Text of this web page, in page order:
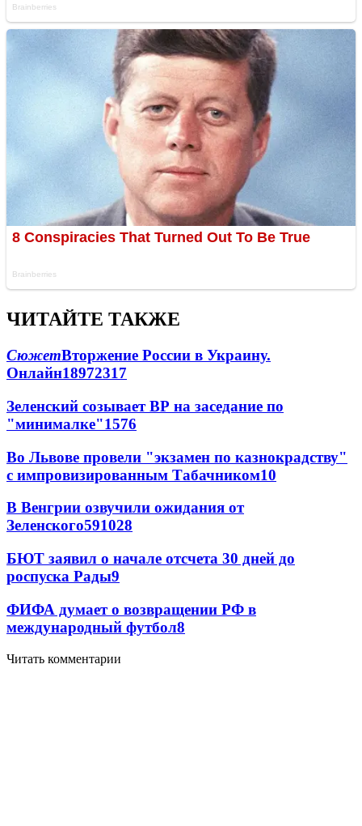
ЧИТАЙТЕ ТАКЖЕ
СюжетВторжение России в Украину.
Онлайн18972317
Зеленский созывает ВР на заседание по
"минималке"1576
Во Львове провели "экзамен по казнокрадству"
с импровизированным Табачником10
В Венгрии озвучили ожидания от
Зеленского591028
БЮТ заявил о начале отсчета 30 дней до
роспуска Рады9
ФИФА думает о возвращении РФ в
международный футбол8
Читать комментарии